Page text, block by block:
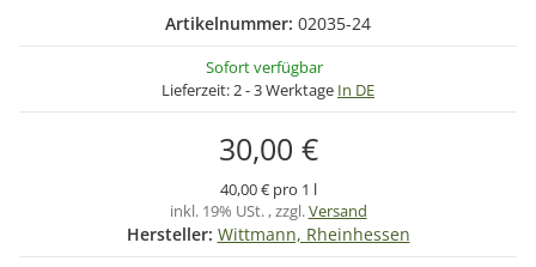
Artikelnummer: 02035-24
Sofort verfügbar
Lieferzeit:2 - 3 Werktage In DE
30,00 €
40,00 € pro 1 l
inkl. 19% USt. , zzgl.Versand
Hersteller: Wittmann, Rheinhessen